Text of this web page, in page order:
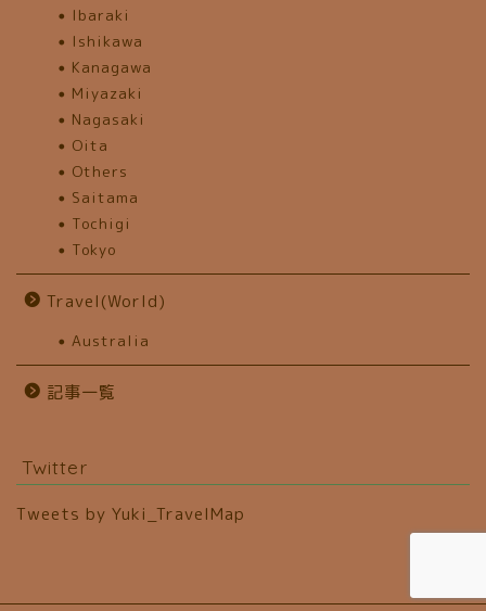
Ibaraki
Ishikawa
Kanagawa
Miyazaki
Nagasaki
Oita
Others
Saitama
Tochigi
Tokyo
Travel(World)
Australia
記事一覧
Twitter
Tweets by Yuki_TravelMap